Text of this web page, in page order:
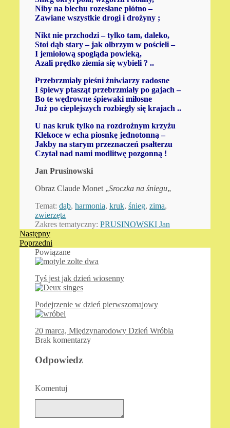
Niby na blechu rozesłane płótno –
Zawiane wszystkie drogi i drożyny ;
Nikt nie przchodzi – tylko tam, daleko,
Stoi dąb stary – jak olbrzym w pościeli –
I jemiołową spogląda powieką,
Azali prędko ziemia się wybieli ? ..
Przebrzmiały pieśni żniwiarzy radosne
I śpiewy ptasząt przebrzmiały po gajach –
Bo te wędrowne śpiewaki miłosne
Już po cieplejszych rozbiegły się krajach ..
U nas kruk tylko na rozdrożnym krzyżu
Klekoce w echa piosnkę jednotonną –
Jakby na starym przeznaczeń psałterzu
Czytał nad nami modlitwę pozgonną !
Jan Prusinowski
Obraz Claude Monet „Sroczka na śniegu„
Temat: dąb, harmonia, kruk, śnieg, zima,
zwierzęta
Zakres tematyczny: PRUSINOWSKI Jan
Następny
Poprzedni
Powiązane
Tyś jest jak dzień wiosenny
Podejrzenie w dzień pierwszomajowy
20 marca, Międzynarodowy Dzień Wróbla
Brak komentarzy
Odpowiedz
Komentuj